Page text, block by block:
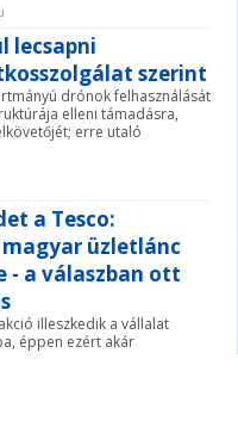
lecsapni
szerint
drónok felhasználását
elleni támadásra,
erre utaló
a Tesco:
üzletlánc
- a válaszban ott
illeszkedik a vállalat
éppen ezért akár